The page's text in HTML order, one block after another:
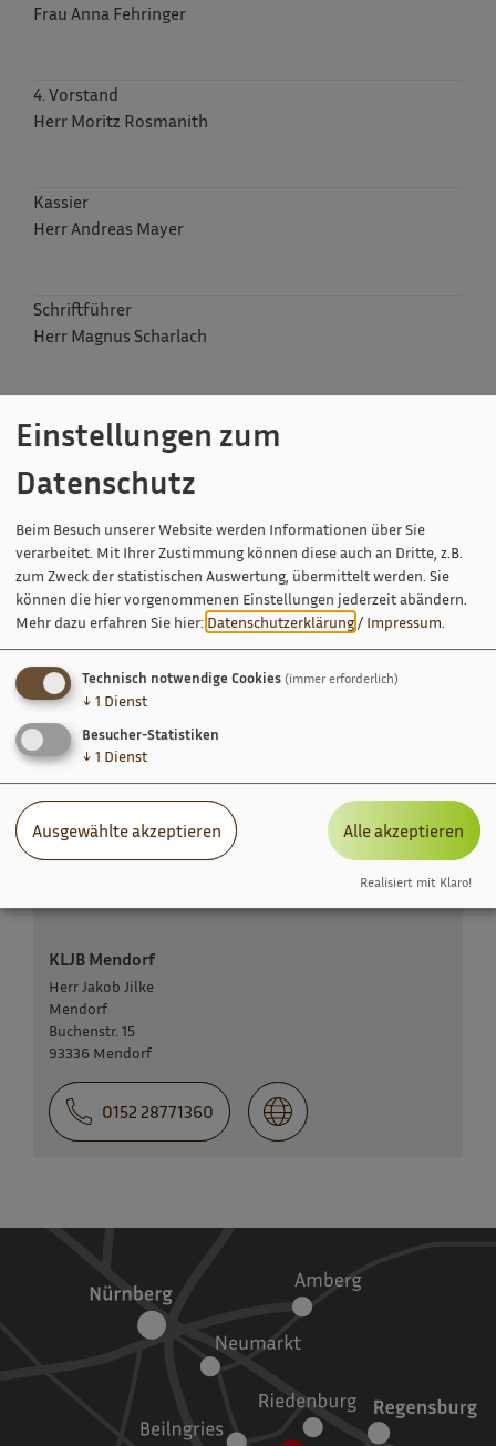
Frau Anna Fehringer
4. Vorstand
Herr Moritz Rosmanith
Kassier
Herr Andreas Mayer
Schriftführer
Herr Magnus Scharlach
Frau Mia Scheringer
Beisitzer
Frau Luisa Zieglmeier
KLJB Mendorf
Herr Jakob Jilke
Mendorf
Buchenstr. 15
93336 Mendorf
0152 28771360
Einstellungen zum
Datenschutz
Beim Besuch unserer Website werden Informationen über Sie
verarbeitet. Mit Ihrer Zustimmung können diese auch an Dritte, z.B.
zum Zweck der statistischen Auswertung, übermittelt werden. Sie
können die hier vorgenommenen Einstellungen jederzeit abändern.
Mehr dazu erfahren Sie hier: Datenschutzerklärung/ Impressum
Technisch notwendige Cookies (immer erforderlich)
↓ 1 Dienst
Besucher-Statistiken
↓ 1 Dienst
Ausgewählte akzeptieren Alle akzeptieren
Realisiert mit Klaro!